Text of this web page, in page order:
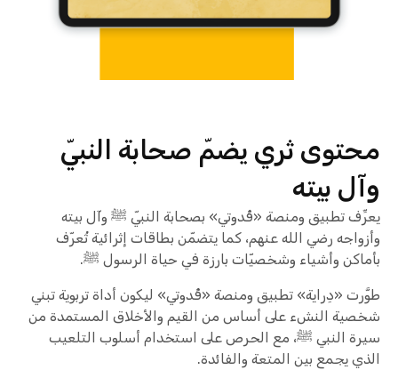
محتوى ثري يضمّ صحابة النبيّ
وآل بيته
يعرِّف تطبيق ومنصة «قُدوتي» بصحابة النبيّ ﷺ وآل بيته
وأزواجه رضي الله عنهم، كما يتضمّن بطاقات إثرائية تُعرّف
بأماكن وأشياء وشخصيّات بارزة في حياة الرسول ﷺ.
طوَّرت «دِراية» تطبيق ومنصة «قُدوتي» ليكون أداة تربوية تبني
شخصية النشء على أساس من القيم والأخلاق المستمدة من
سيرة النبي ﷺ، مع الحرص على استخدام أسلوب التلعيب
الذي يجمع بين المتعة والفائدة.